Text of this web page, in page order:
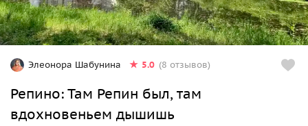
Элеонора Шабунина 5.0 (8 отзывов)
Репино: Там Репин был, там
вдохновеньем дышишь